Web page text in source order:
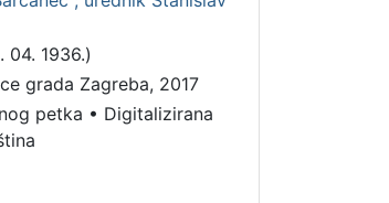
04. 1936.)
grada Zagreba, 2017
petka • Digitalizirana